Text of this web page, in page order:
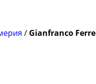
/ Gianfranco Ferre